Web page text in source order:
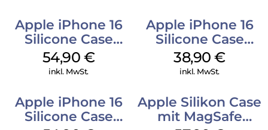
Apple iPhone 16
Silicone Case
MagSafe Black
54,90 €
inkl. MwSt.
Apple iPhone 16
Silicone Case
MagSafe
Ultramarine
38,90€
inkl. MwSt.
Apple iPhone 16
Silicone Case
Apple Silikon Case
mit MagSafe